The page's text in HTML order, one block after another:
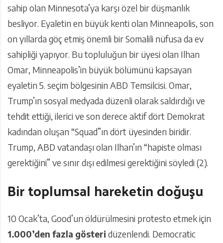
sahip olan Minnesota’ya karşı özel bir düşmanlık
besliyor. Eyaletin en büyük kenti olan Minneapolis, son
on yıllarda göç etmiş önemli bir Somalili nüfusa da ev
sahipliği yapıyor. Bu topluluğun bir üyesi olan Ilhan
Omar, Minneapolis’in büyük bölümünü kapsayan
eyaletin 5. seçim bölgesinin ABD Temsilcisi. Omar,
Trump’ın sosyal medyada düzenli olarak saldırdığı ve
tehdit ettiği, ilerici ve son derece aktif dört Demokrat
kadından oluşan “Squad”ın dört üyesinden biridir.
Trump, ABD vatandaşı olan Ilhan’ın “hapiste olması
gerektiğini” ve sınır dışı edilmesi gerektiğini söyledi (2).
Bir toplumsal hareketin doğuşu
10 Ocak’ta, Good’un öldürülmesini protesto etmek için
1.000’den fazla gösteri düzenlendi. Democratic